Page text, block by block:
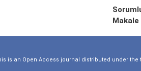
Makale
is an Open Access journal distributed under the